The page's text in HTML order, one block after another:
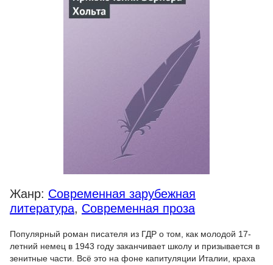
Жанр: Современная зарубежная
литература, Современная проза
Популярный роман писателя из ГДР о том, как молодой 17-
летний немец в 1943 году заканчивает школу и призывается в
зенитные части. Всё это на фоне капитуляции Италии, краха